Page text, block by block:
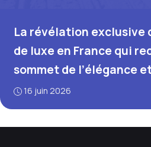
La révélation exclusive
de luxe en France qui
sommet de l’élégance
16 juin 2026